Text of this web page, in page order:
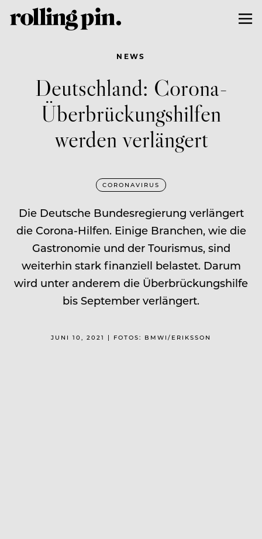
NEWS
Deutschland: Corona-
Überbrückungshilfen
werden verlängert
CORONAVIRUS
Die Deutsche Bundesregierung verlängert
die Corona-Hilfen. Einige Branchen, wie die
Gastronomie und der Tourismus, sind
weiterhin stark finanziell belastet. Darum
wird unter anderem die Überbrückungshilfe
bis September verlängert.
JUNI 10, 2021 | FOTOS: BMWI/ERIKSSON